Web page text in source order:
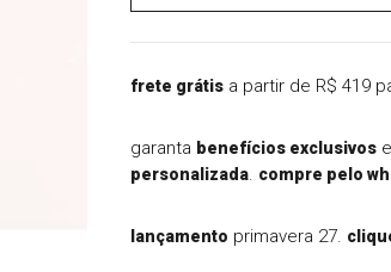
frete grátisa partir de R$ 419
garanta benefícios exclusivose
personalizada. compre pelo
lançamento primavera 27.